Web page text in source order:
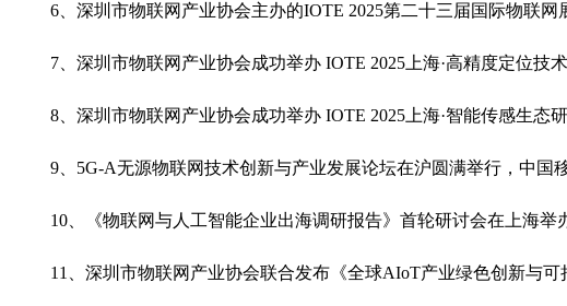
6、深圳市物联网产业协会主办的IOTE 2025第二十三届国际物联网
7、深圳市物联网产业协会成功举办 IOTE 2025上海·高精度定位技
8、深圳市物联网产业协会成功举办 IOTE 2025上海·智能传感生态
9、5G-A无源物联网技术创新与产业发展论坛在沪圆满举行，中国
10、《物联网与人工智能企业出海调研报告》首轮研讨会在上海
11、深圳市物联网产业协会联合发布《全球AIoT产业绿色创新与可